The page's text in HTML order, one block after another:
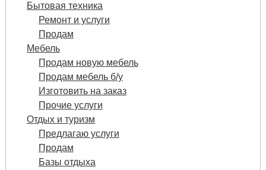
Бытовая техника
Ремонт и услуги
Продам
Мебель
Продам новую мебель
Продам мебель б/у
Изготовить на заказ
Прочие услуги
Отдых и туризм
Предлагаю услуги
Продам
Базы отдыха